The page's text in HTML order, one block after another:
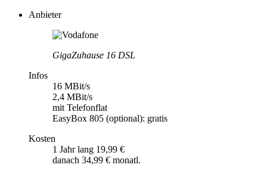
Anbieter
GigaZuhause 16 DSL
Infos
16 MBit/s
2,4 MBit/s
mit Telefonflat
EasyBox 805 (optional): gratis
Kosten
1 Jahr lang 19,99 €
danach 34,99 € monatl.